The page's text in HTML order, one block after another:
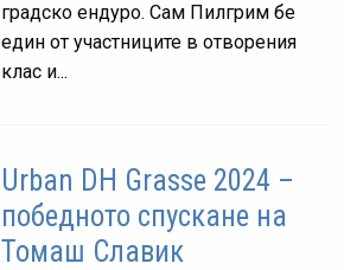
градско ендуро. Сам Пилгрим бе
един от участниците в отворения
клас и...
Urban DH Grasse 2024 –
победното спускане на
Томаш Славик